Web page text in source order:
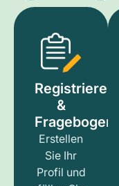
Registrieren
&
Fragebogen
Erstellen
Sie Ihr
Profil und